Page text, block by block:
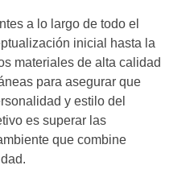
a lo largo de todo el
inicial hasta la
materiales de alta calidad
para asegurar que
y estilo del
es superar las
que combine